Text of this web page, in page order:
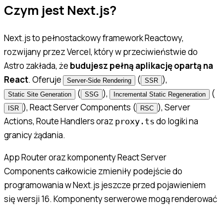
Czym jest Next.js?
Next.js to pełnostackowy framework Reactowy,
rozwijany przez Vercel, który w przeciwieństwie do
Astro zakłada, że budujesz pełną aplikację opartą na
React. Oferuje Server-Side Rendering ( SSR ),
Static Site Generation ( SSG ), Incremental Static Regeneration (
ISR ), React Server Components ( RSC ), Server
Actions, Route Handlers oraz proxy.ts do logiki na
granicy żądania.
App Router oraz komponenty React Server
Components całkowicie zmieniły podejście do
programowania w Next.js jeszcze przed pojawieniem
się wersji 16. Komponenty serwerowe mogą renderować